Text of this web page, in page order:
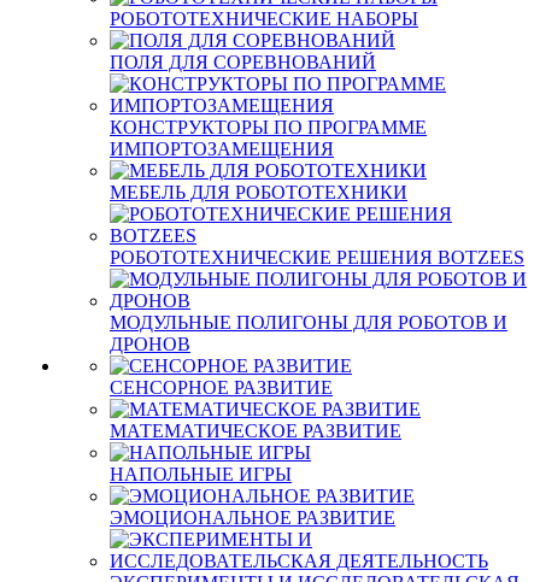
РОБОТОТЕХНИЧЕСКИЕ НАБОРЫ
ПОЛЯ ДЛЯ СОРЕВНОВАНИЙ
КОНСТРУКТОРЫ ПО ПРОГРАММЕ
ИМПОРТОЗАМЕЩЕНИЯ
МЕБЕЛЬ ДЛЯ РОБОТОТЕХНИКИ
РОБОТОТЕХНИЧЕСКИЕ РЕШЕНИЯ BOTZEES
МОДУЛЬНЫЕ ПОЛИГОНЫ ДЛЯ РОБОТОВ И
ДРОНОВ
СЕНСОРНОЕ РАЗВИТИЕ
МАТЕМАТИЧЕСКОЕ РАЗВИТИЕ
НАПОЛЬНЫЕ ИГРЫ
ЭМОЦИОНАЛЬНОЕ РАЗВИТИЕ